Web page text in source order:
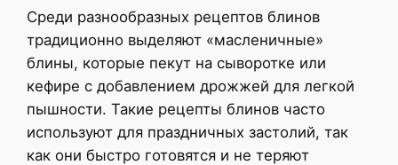
Среди разнообразных рецептов блинов
традиционно выделяют «масленичные»
блины, которые пекут на сыворотке или
кефире с добавлением дрожжей для легкой
пышности. Такие рецепты блинов часто
используют для праздничных застолий, так
как они быстро готовятся и не теряют